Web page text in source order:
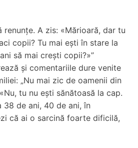
renunțe. A zis: «Mărioară, dar tu
copii? Tu mai ești în stare la
să mai crești copii?»”
și comentariile dure venite
„Nu mai zic de oamenii din
tu nu ești sănătoasă la cap.
38 de ani, 40 de ani, în
că ai o sarcină foarte dificilă,